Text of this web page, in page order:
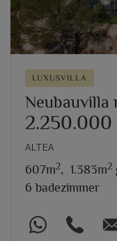
LUXUSVILLA
Neubauvilla
ALTEA
607m2, 1.383m2
6 badezimmer